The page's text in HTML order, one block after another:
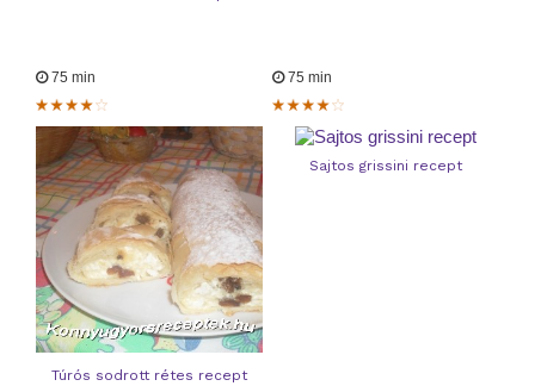
75 min
Túrós sodrott rétes recept
75 min
Sajtos grissini recept